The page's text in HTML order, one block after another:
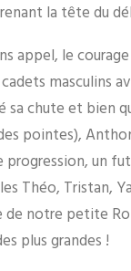
la tête du
appel, le
masculins
sa chute et bien
pointes),
un
Théo, Tristan,
de notre petite
plus grandes !